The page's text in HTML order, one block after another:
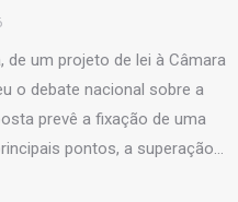
de um projeto de lei à Câmara
o debate nacional sobre a
prevê a fixação de uma
pontos, a superação…